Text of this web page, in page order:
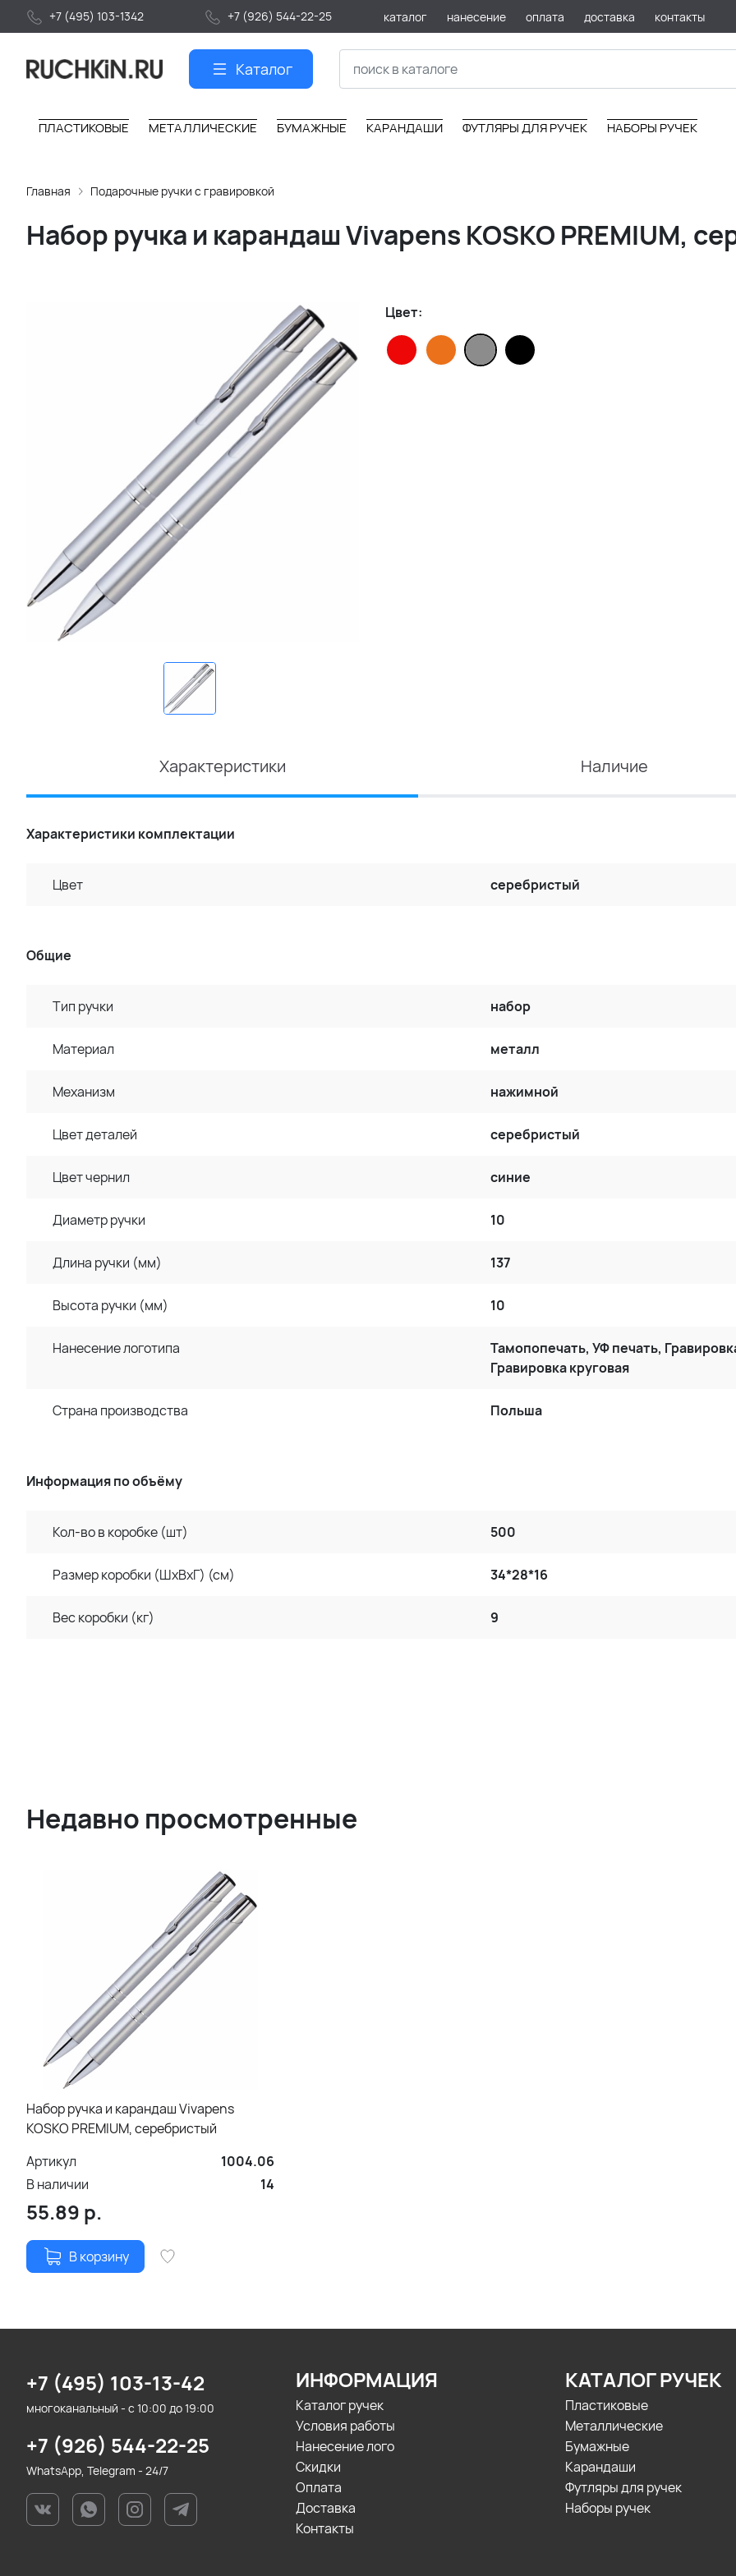
+7 (495) 103-1342 +7 (926) 544-22-25 каталог нанесение оплата доставка контакты
Каталог
ПЛАСТИКОВЫЕ МЕТАЛЛИЧЕСКИЕ БУМАЖНЫЕ КАРАНДАШИ ФУТЛЯРЫ ДЛЯ РУЧЕК НАБОРЫ РУЧЕК
Главная Подарочные ручки с гравировкой
Набор ручка и карандаш Vivapens KOSKO PREMIUM,
Цвет:
Характеристики Наличие
Характеристики комплектации
Цвет серебристый
Общие
Тип ручки набор
Материал металл
Механизм нажимной
Цвет деталей серебристый
Цвет чернил синие
Диаметр ручки 10
Длина ручки (мм) 137
Высота ручки (мм) 10
Нанесение логотипа
Тамопопечать, УФ печать,
Гравировка круговая
Страна производства Польша
Информация по объёму
Кол-во в коробке (шт) 500
Размер коробки (ШхВхГ) (см) 34*28*16
Вес коробки (кг) 9
Недавно просмотренные
Набор ручка и карандаш Vivapens
KOSKO PREMIUM, серебристый
Артикул
1004.06
В наличии
14
55.89 р.
В корзину
+7 (495) 103-13-42
многоканальный - с 10:00 до 19:00
+7 (926) 544-22-25
WhatsApp, Telegram - 24/7
ИНФОРМАЦИЯ
Каталог ручек
Условия работы
Нанесение лого
Скидки
Оплата
Доставка
Контакты
КАТАЛОГ РУЧЕК
Пластиковые
Металлические
Бумажные
Карандаши
Футляры для ручек
Наборы ручек